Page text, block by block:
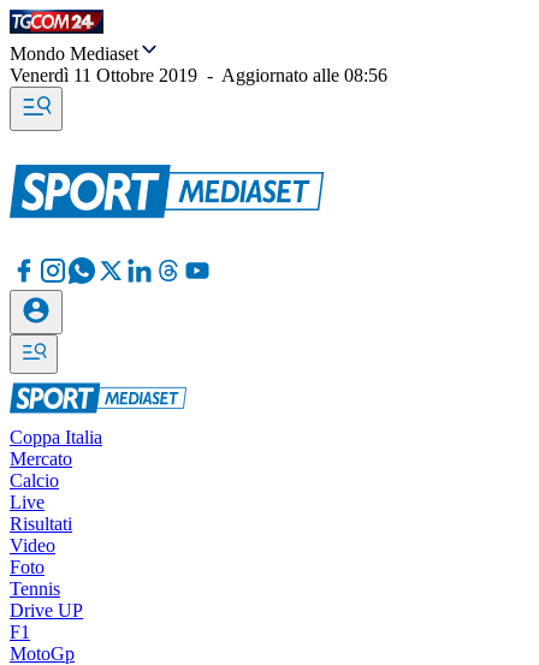
Mondo Mediaset
Venerdì 11 Ottobre 2019 - Aggiornato alle 08:56
Coppa Italia
Mercato
Calcio
Live
Risultati
Video
Foto
Tennis
Drive UP
F1
MotoGp